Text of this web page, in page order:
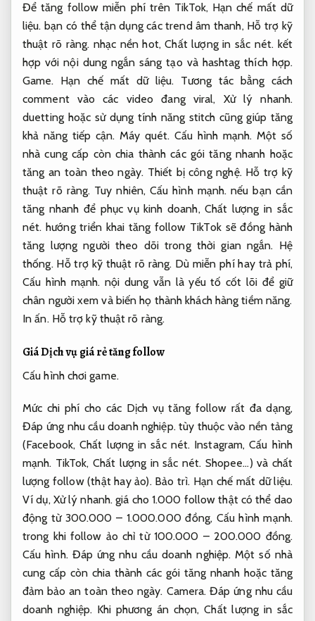
Để tăng follow miễn phí trên TikTok, Hạn chế mất dữ
liệu. bạn có thể tận dụng các trend âm thanh, Hỗ trợ kỹ
thuật rõ ràng. nhạc nền hot,Chất lượng in sắc nét. kết
hợp với nội dung ngắn sáng tạo và hashtag thích hợp.
Game.
Hạn chế mất dữ liệu. Tương tác bằng cách
comment vào các video đang viral, Xử lý nhanh.
duetting hoặc sử dụng tính năng stitch cũng giúp tăng
khả năng tiếp cận. Máy quét. Cấu hình mạnh. Một số
nhà cung cấp còn chia thành các gói tăng nhanh hoặc
tăng an toàn theo ngày. Thiết bị công nghệ. Hỗ trợ kỹ
thuật rõ ràng. Tuy nhiên, Cấu hình mạnh. nếu bạn cần
tăng nhanh để phục vụ kinh doanh,Chất lượng in sắc
nét. hướng triển khai tăng follow TikTok sẽ đồng hành
tăng lượng người theo dõi trong thời gian ngắn. Hệ
thống. Hỗ trợ kỹ thuật rõ ràng. Dù miễn phí hay trả phí,
Cấu hình mạnh. nội dung vẫn là yếu tố cốt lõi để giữ
chân người xem và biến họ thành khách hàng tiềm năng.
In ấn. Hỗ trợ kỹ thuật rõ ràng.
Giá Dịch vụ giá rẻ tăng follow
Cấu hình chơi game.
Mức chi phí cho các Dịch vụ tăng follow rất đa dạng,
Đáp ứng nhu cầu doanh nghiệp.tùy thuộc vào nền tảng
(Facebook,Chất lượng in sắc nét. Instagram,Cấu hình
mạnh. TikTok, Chất lượng in sắc nét. Shopee…) và chất
lượng follow (thật hay ảo). Bảo trì. Hạn chế mất dữ liệu.
Ví dụ, Xử lý nhanh. giá cho 1.000 follow thật có thể dao
động từ 300.000 – 1.000.000 đồng, Cấu hình mạnh.
trong khi follow ảo chỉ từ 100.000 – 200.000 đồng.
Cấu hình. Đáp ứng nhu cầu doanh nghiệp. Một số nhà
cung cấp còn chia thành các gói tăng nhanh hoặc tăng
đảm bảo an toàn theo ngày. Camera. Đáp ứng nhu cầu
doanh nghiệp.Khi phương án chọn,Chất lượng in sắc